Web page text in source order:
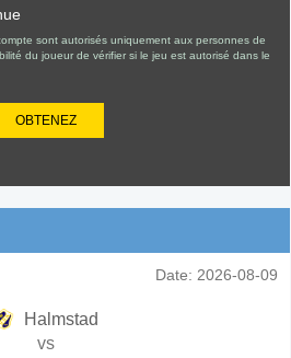
sont autorisés uniquement aux personnes de
du joueur de vérifier si le jeu est autorisé dans le
OBTENEZ
Date: 2026-08-09
Halmstad
vs